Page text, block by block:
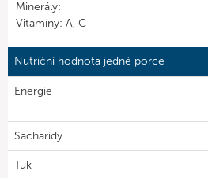
Minerály:
Vitamíny: A, C
Nutriční hodnota jedné porce
Energie
Sacharidy
Tuk